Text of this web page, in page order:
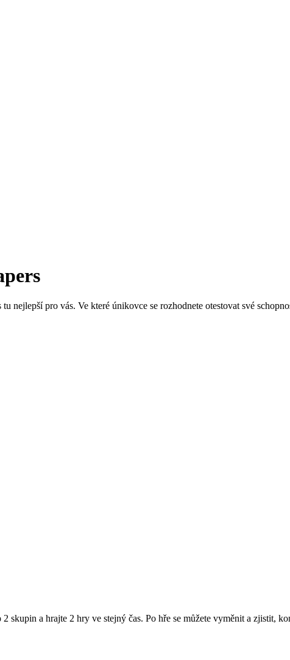
nejlepší pro vás. Ve které únikovce se rozhodnete otestovat své
skupin a hrajte 2 hry ve stejný čas. Po hře se můžete vyměnit a zjistit,